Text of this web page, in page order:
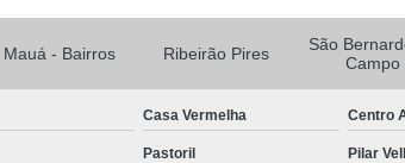
Mauá - Bairros Ribeirão Pires
São
Campo
Casa Vermelha Centro
Pastoril Pilar